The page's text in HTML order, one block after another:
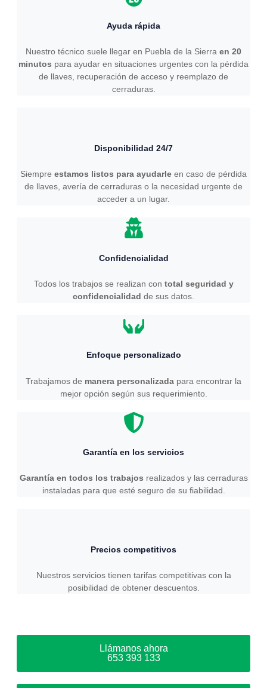
Ayuda rápida
Nuestro técnico suele llegar en Puebla de la Sierra en 20
minutos para ayudar en situaciones urgentes con la pérdida
de llaves, recuperación de acceso y reemplazo de
cerraduras.
Disponibilidad 24/7
Siempre estamos listos para ayudarle en caso de pérdida
de llaves, avería de cerraduras o la necesidad urgente de
acceder a un lugar.
Confidencialidad
Todos los trabajos se realizan con total seguridad y
confidencialidad de sus datos.
Enfoque personalizado
Trabajamos de manera personalizada para encontrar la
mejor opción según sus requerimiento.
Garantía en los servicios
Garantía en todos los trabajos realizados y las cerraduras
instaladas para que esté seguro de su fiabilidad.
Precios competitivos
Nuestros servicios tienen tarifas competitivas con la
posibilidad de obtener descuentos.
Llámanos ahora
653 393 133